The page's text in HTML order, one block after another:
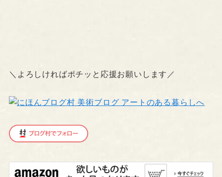
＼よろしければポチッと応援お願いします／